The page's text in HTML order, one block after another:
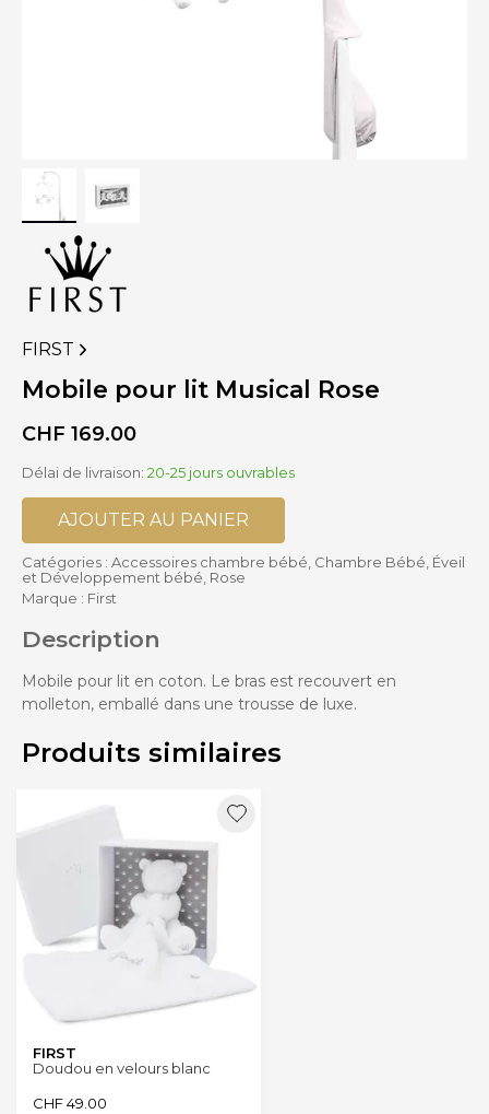
VOIR
PLUS
DE
DE
FIRST
Mobile pour lit Musical Rose
CHF 169.00
Délai de livraison: 20-25 jours ouvrables
AJOUTER AU PANIER
Catégories : Accessoires chambre bébé Chambre Bébé Éveil
et Développement bébé Rose
Marque : First
Description
Mobile pour lit en coton. Le bras est recouvert en
molleton, emballé dans une trousse de luxe.
Produits similaires
FIRST
Doudou en velours blanc
CHF49.00